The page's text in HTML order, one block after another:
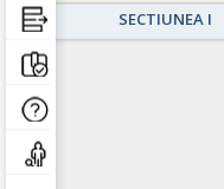
SECTIUNEA I